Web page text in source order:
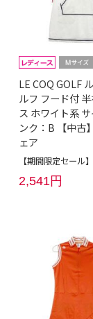
LE COQ GOLF
ルフ フード付
ス ホワイト系
ンク：B 【中古
ェア
【期間限定セー
2,541円